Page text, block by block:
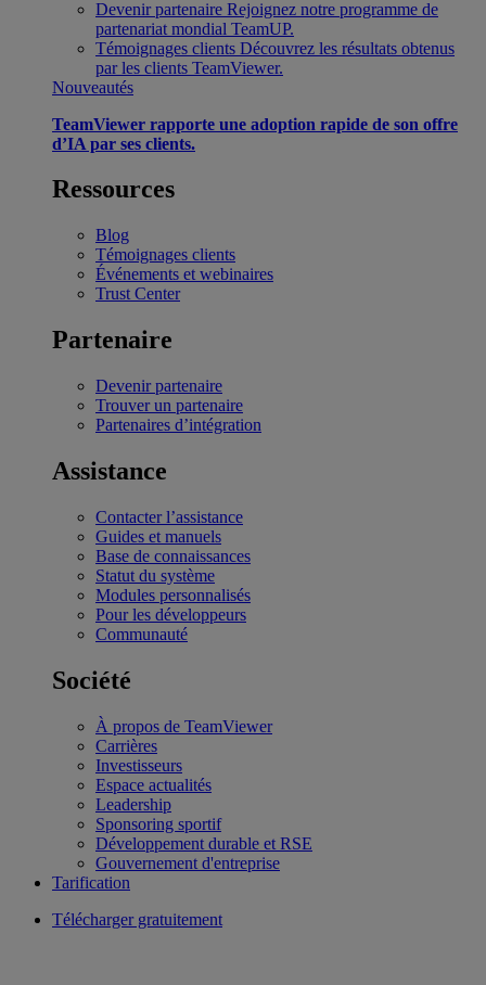
Devenir partenaire Rejoignez notre programme de
partenariat mondial TeamUP.
Témoignages clients Découvrez les résultats obtenus
par les clients TeamViewer.
Nouveautés
TeamViewer rapporte une adoption rapide de son offre
d’IA par ses clients.
Ressources
Blog
Témoignages clients
Événements et webinaires
Trust Center
Partenaire
Devenir partenaire
Trouver un partenaire
Partenaires d’intégration
Assistance
Contacter l’assistance
Guides et manuels
Base de connaissances
Statut du système
Modules personnalisés
Pour les développeurs
Communauté
Société
À propos de TeamViewer
Carrières
Investisseurs
Espace actualités
Leadership
Sponsoring sportif
Développement durable et RSE
Gouvernement d'entreprise
Tarification
Télécharger gratuitement